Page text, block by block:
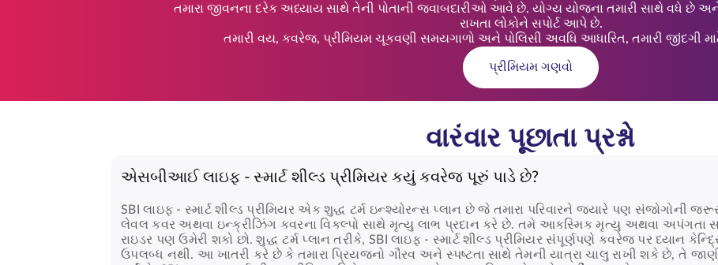
તમારા જીવનના દરેક અધ્યાય સાથે તેની પોતાની જવાબદારીઓ આવે છે. યોગ્ય યોજના તમારી સાથે વધે છે અને
રાખતા લોકોને સપોર્ટ આપે છે.
તમારી વય, કવરેજ, પ્રીમિયમ ચૂકવણી સમયગાળો અને પોલિસી અવધિ આધારિત, તમારી જીંદગી
પ્રીમિયમ ગણવો
વારંવાર પૂછાતા પ્રશ્નો
એસબીઆઈ લાઇફ - સ્માર્ટ શીલ્ડ પ્રીમિયર કયું કવરેજ પૂરું પાડે છે?
SBI લાઇફ - સ્માર્ટ શીલ્ડ પ્રીમિયરએક શુદ્ધ ટર્મ ઇન્શ્યોરન્સ પ્લાન છે જે તમારા પરિવારને જ્યારે પણ સંજોગોની
લેવલ કવર અથવા ઇન્ક્રીઝિંગ કવરના વિકલ્પો સાથે મૃત્યુ લાભ પ્રદાન કરે છે. તમે આકસ્મિક મૃત્યુ અથવા અપંગતા
રાઇડર પણ ઉમેરી શકો છો. શુદ્ધ ટર્મ પ્લાન તરીકે, SBI લાઇફ - સ્માર્ટ શીલ્ડ પ્રીમિયરસંપૂર્ણપણે કવરેજ પર ધ્યાન
ઉપલબ્ધ નથી. આ ખાતરી કરે છે કે તમારા પ્રિયજનો ગૌરવ અને સ્પષ્ટતા સાથે તેમની યાત્રા ચાલુ રાખી શકે છે, તે